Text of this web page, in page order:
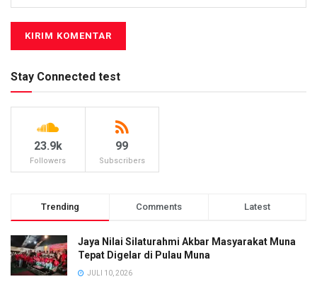
Stay Connected test
23.9k
Followers
99
Subscribers
Trending Comments Latest
Jaya Nilai Silaturahmi Akbar Masyarakat Muna
Tepat Digelar di Pulau Muna
JULI 10, 2026